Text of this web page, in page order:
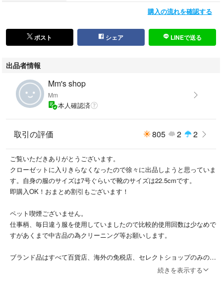
購入の流れを確認する
ポスト シェア LINEで送る
出品者情報
Mm's shop
Mm
本人確認済
取引の評価 805 2 2
ご覧いただきありがとうございます。
クローゼットに入りきらなくなったので徐々に出品しようと思っていま
す。自身の服のサイズは7号ぐらいで靴のサイズは22.5cmです。
即購入OK！おまとめ割引もございます！
ペット喫煙ございません。
仕事柄、毎日違う服を使用していましたので比較的使用回数は少なめで
すがあくまで中古品の為クリーニング等お願いします。
ブランド品はすべて百貨店、海外の免税店、セレクトショップのみの購
続きを表示する